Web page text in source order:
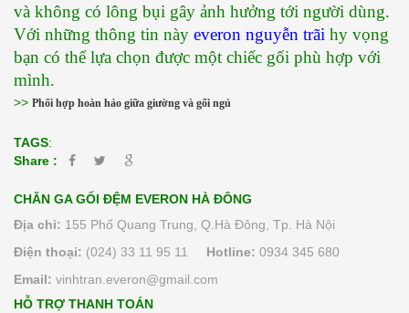
và không có lông bụi gây ảnh hưởng tới người dùng.
Với những thông tin này everon nguyễn trãi hy vọng
bạn có thể lựa chọn được một chiếc gối phù hợp với
mình.
>> Phối hợp hoàn hảo giữa giường và gối ngủ
TAGS:
Share :
CHĂN GA GỐI ĐỆM EVERON HÀ ĐÔNG
Địa chỉ: 155 Phố Quang Trung, Q.Hà Đông, Tp. Hà Nội
Điện thoại: (024) 33 11 95 11 Hotline: 0934 345 680
Email: vinhtran.everon@gmail.com
HỖ TRỢ THANH TOÁN